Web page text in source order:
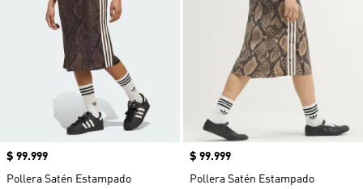
Precio
$ 99.999
Pollera Satén Estampado
Precio
$ 99.999
Pollera Satén Estampado